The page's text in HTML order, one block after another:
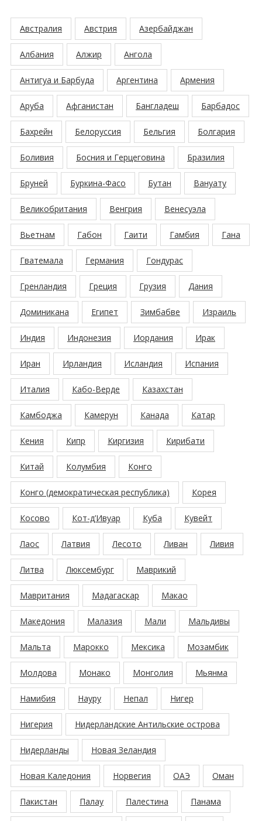
Австралия Австрия Азербайджан
Албания Алжир Ангола
Антигуа и Барбуда Аргентина Армения
Аруба Афганистан Бангладеш Барбадос
Бахрейн Белоруссия Бельгия Болгария
Боливия Босния и Герцеговина Бразилия
Бруней Буркина-Фасо Бутан Вануату
Великобритания Венгрия Венесуэла
Вьетнам Габон Гаити Гамбия Гана
Гватемала Германия Гондурас
Гренландия Греция Грузия Дания
Доминикана Египет Зимбабве Израиль
Индия Индонезия Иордания Ирак
Иран Ирландия Исландия Испания
Италия Кабо-Верде Казахстан
Камбоджа Камерун Канада Катар
Кения Кипр Киргизия Кирибати
Китай Колумбия Конго
Конго (демократическая республика) Корея
Косово Кот-д’Ивуар Куба Кувейт
Лаос Латвия Лесото Ливан Ливия
Литва Люксембург Маврикий
Мавритания Мадагаскар Макао
Македония Малазия Мали Мальдивы
Мальта Марокко Мексика Мозамбик
Молдова Монако Монголия Мьянма
Намибия Науру Непал Нигер
Нигерия Нидерландские Антильские острова
Нидерланды Новая Зеландия
Новая Каледония Норвегия ОАЭ Оман
Пакистан Палау Палестина Панама